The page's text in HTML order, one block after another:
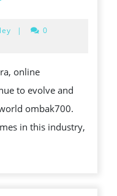
RISING
IN
MODERN
ONLINE
|
0
online
to evolve and
ombak700.
in this industry,